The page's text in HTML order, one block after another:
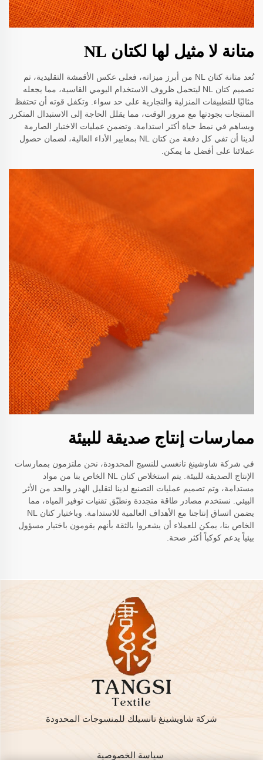
متانة لا مثيل لها لكتان NL
تُعد متانة كتان NL من أبرز ميزاته، فعلى عكس الأقمشة التقليدية، تم
تصميم كتان NL ليتحمل ظروف الاستخدام اليومي القاسية، مما يجعله
مثاليًا للتطبيقات المنزلية والتجارية على حد سواء. وتكفل قوته أن تحتفظ
المنتجات بجودتها مع مرور الوقت، مما يقلل الحاجة إلى الاستبدال المتكرر
ويساهم في نمط حياة أكثر استدامة. وتضمن عمليات الاختبار الصارمة
لدينا أن تفي كل دفعة من كتان NL بمعايير الأداء العالية، لضمان حصول
عملائنا على أفضل ما يمكن.
ممارسات إنتاج صديقة للبيئة
في شركة شاوشينغ تانغسي للنسيج المحدودة، نحن ملتزمون بممارسات
الإنتاج الصديقة للبيئة. يتم استخلاص كتان NL الخاص بنا من مواد
مستدامة، وتم تصميم عمليات التصنيع لدينا لتقليل الهدر والحد من الأثر
البيئي. نستخدم مصادر طاقة متجددة ونطبّق تقنيات توفير المياه، مما
يضمن اتساق إنتاجنا مع الأهداف العالمية للاستدامة. وباختيار كتان NL
الخاص بنا، يمكن للعملاء أن يشعروا بالثقة بأنهم يقومون باختيار مسؤول
بيئياً يدعم كوكباً أكثر صحة.
شركة شاويشينغ تانسيلك للمنسوجات المحدودة
سياسة الخصوصية